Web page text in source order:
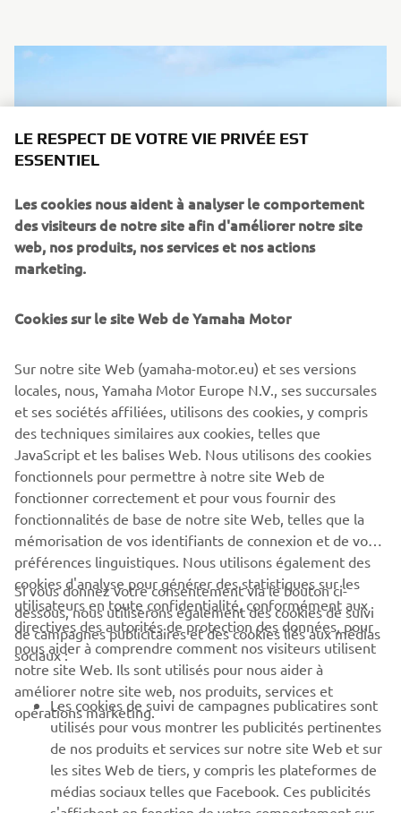
02 Juin 2026
La gamme Off Road Competition 2027 de Yamaha incarne
plus que jamais l'ADN de Yamaha Racing, en phase avec la
quête incessante d'amélioration et d'innovation de la
marque pour s'assurer un avantage concurrentiel.
En savoir plus
17 Mai 2026
Yamaha Motor Europe, fournisseur officiel de
Luna Rossa pour la 38ᵉ édition de l'America’s Cup
LE RESPECT DE VOTRE VIE PRIVÉE EST
ESSENTIEL
Les cookies nous aident à analyser le comportement
des visiteurs de notre site afin d'améliorer notre site
web, nos produits, nos services et nos actions
marketing.
Cookies sur le site Web de Yamaha Motor
Sur notre site Web (yamaha-motor.eu) et ses versions
locales, nous, Yamaha Motor Europe N.V., ses succursales
et ses sociétés affiliées, utilisons des cookies, y compris
des techniques similaires aux cookies, telles que
JavaScript et les balises Web. Nous utilisons des cookies
fonctionnels pour permettre à notre site Web de
fonctionner correctement et pour vous fournir des
fonctionnalités de base de notre site Web, telles que la
mémorisation de vos identifiants de connexion et de vos
préférences linguistiques. Nous utilisons également des
cookies d'analyse pour générer des statistiques sur les
utilisateurs en toute confidentialité, conformément aux
directives des autorités de protection des données, pour
nous aider à comprendre comment nos visiteurs utilisent
notre site Web. Ils sont utilisés pour nous aider à
améliorer notre site web, nos produits, services et
opérations marketing.
Si vous donnez votre consentement via le bouton ci-
dessous, nous utiliserons également des cookies de suivi
de campagnes publicitaires et des cookies liés aux médias
sociaux :
Les cookies de suivi de campagnes publicatires sont
utilisés pour vous montrer les publicités pertinentes
de nos produits et services sur notre site Web et sur
les sites Web de tiers, y compris les plateformes de
médias sociaux telles que Facebook. Ces publicités